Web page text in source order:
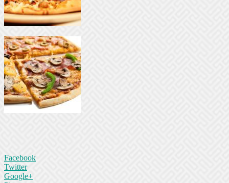
Facebook
Twitter
Google+